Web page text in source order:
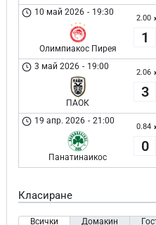
10 май 2026 - 19:30
Олимпиакос Пирея
2.00
1
3 май 2026 - 19:00
ПАОК
2.06
3
19 апр. 2026 - 21:00
Панатинаикос
0.84
0
Класиране
Всички Домакин